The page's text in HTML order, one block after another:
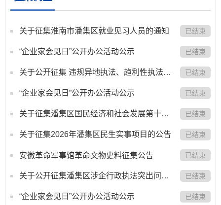
已结束
关于征集淮南市潘集区就业见习人员的通知
已结束
“企业家会见日”公开办公活动公示
已结束
关于公开征集 违规异地执法、趋利性执法、乱收费、乱罚款、 乱检查、乱查封等问题线索的公告
已结束
“企业家会见日”公开办公活动公示
已结束
关于征集潘集区国民经济和社会发展第十五个五年规划建言献策的公告
已结束
关于征集2026年潘集区民生实事项目的公告
已结束
安徽革命军事馆革命文物史料征集公告
已结束
关于公开征集潘集区涉企行政执法突出问题线索的公告
已结束
“企业家会见日”公开办公活动公示